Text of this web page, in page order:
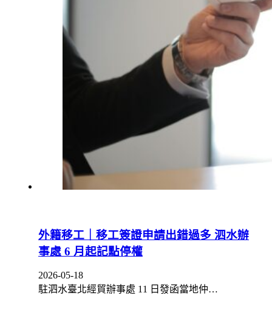
外籍移工｜移工簽證申請出錯過多 泗水辦
事處 6 月起記點停權
2026-05-18
駐泗水臺北經貿辦事處 11 日發函當地仲…